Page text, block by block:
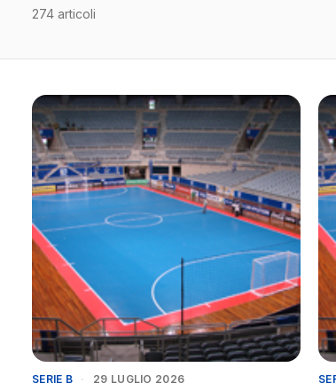
274 articoli
SERIE B · 29 LUGLIO 2026